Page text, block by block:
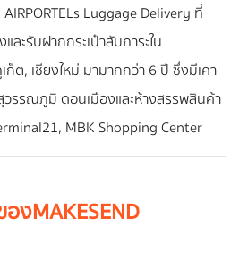
Luggage Delivery ที่
ละรับฝากกระเป๋าสัมภาระใน
ต, เชียงใหม่ มามากกว่า 6 ปี ซึ่งมีเคา
รรณภูมิ ดอนเมืองและห้างสรรพสินค้า
MBK Shopping Center
องMAKESEND